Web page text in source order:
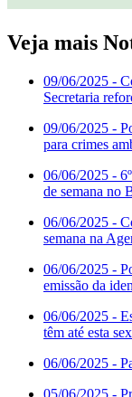
Veja mais
09/06/2025 -
Secretaria
09/06/2025 -
para crimes
06/06/2025 -
de semana no
06/06/2025 -
semana na
06/06/2025 -
emissão da
06/06/2025 -
têm até esta
06/06/2025 -